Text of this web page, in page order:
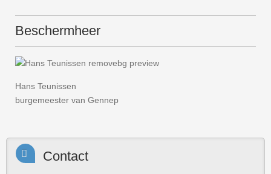
Beschermheer
Hans Teunissen
burgemeester van Gennep
Contact